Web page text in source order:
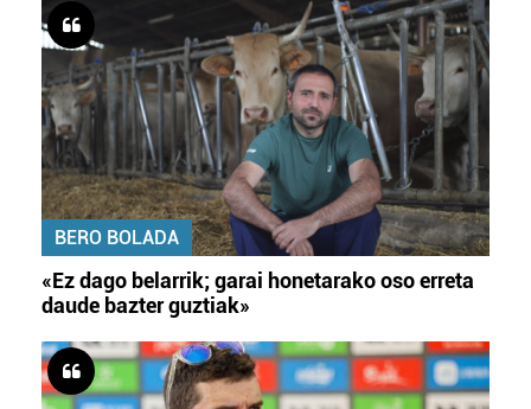
BERO BOLADA
«Ez dago belarrik; garai honetarako oso erreta
daude bazter guztiak»